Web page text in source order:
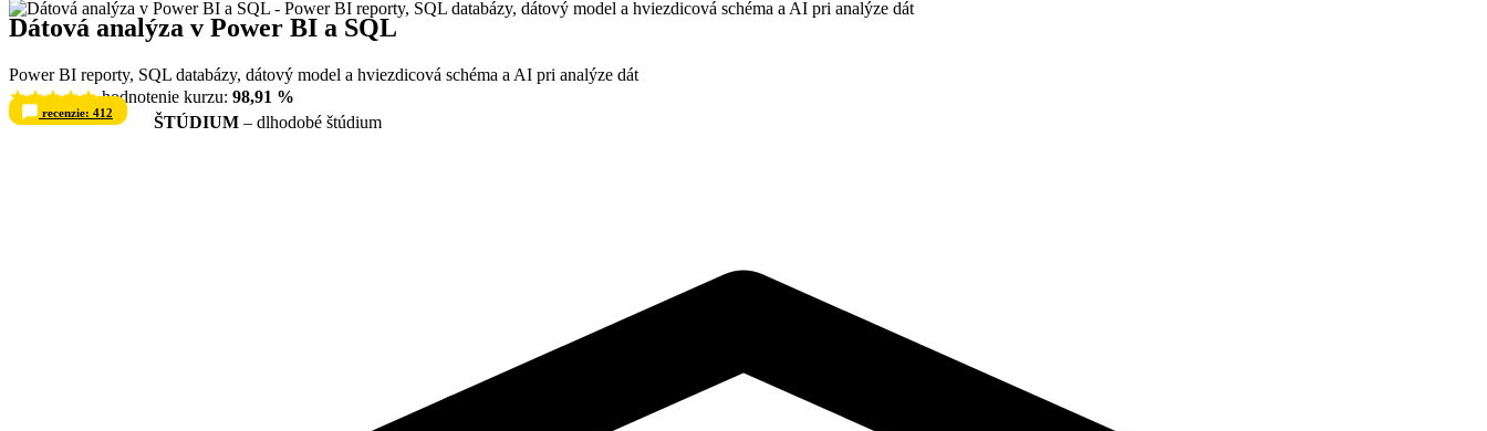
Dátová analýza v Power BI a SQL
Power BI reporty, SQL databázy, dátový model a hviezdicová schéma a AI pri analýze dát
hodnotenie kurzu: 98,91 %
recenzie: 412 ŠTÚDIUM – dlhodobé štúdium